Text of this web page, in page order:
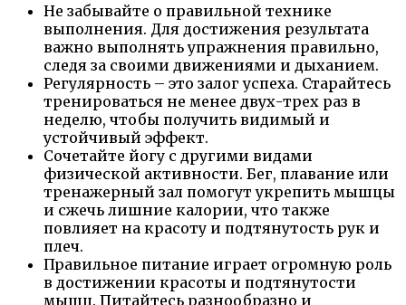
Не забывайте о правильной технике
выполнения. Для достижения результата
важно выполнять упражнения правильно,
следя за своими движениями и дыханием.
Регулярность – это залог успеха. Старайтесь
тренироваться не менее двух-трех раз в
неделю, чтобы получить видимый и
устойчивый эффект.
Сочетайте йогу с другими видами
физической активности. Бег, плавание или
тренажерный зал помогут укрепить мышцы
и сжечь лишние калории, что также
повлияет на красоту и подтянутость рук и
плеч.
Правильное питание играет огромную роль
в достижении красоты и подтянутости
мышц. Питайтесь разнообразно и